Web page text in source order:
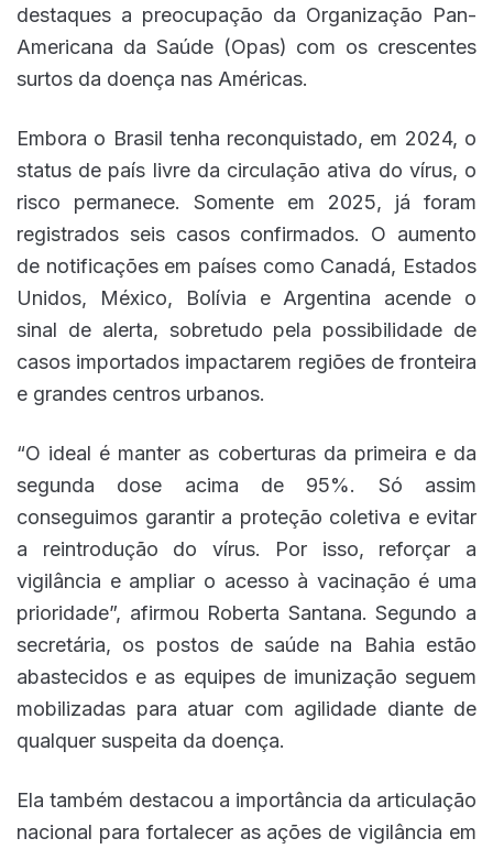
destaques a preocupação da Organização Pan-
Americana da Saúde (Opas) com os crescentes
surtos da doença nas Américas.
Embora o Brasil tenha reconquistado, em 2024, o
status de país livre da circulação ativa do vírus, o
risco permanece. Somente em 2025, já foram
registrados seis casos confirmados. O aumento
de notificações em países como Canadá, Estados
Unidos, México, Bolívia e Argentina acende o
sinal de alerta, sobretudo pela possibilidade de
casos importados impactarem regiões de fronteira
e grandes centros urbanos.
“O ideal é manter as coberturas da primeira e da
segunda dose acima de 95%. Só assim
conseguimos garantir a proteção coletiva e evitar
a reintrodução do vírus. Por isso, reforçar a
vigilância e ampliar o acesso à vacinação é uma
prioridade”, afirmou Roberta Santana. Segundo a
secretária, os postos de saúde na Bahia estão
abastecidos e as equipes de imunização seguem
mobilizadas para atuar com agilidade diante de
qualquer suspeita da doença.
Ela também destacou a importância da articulação
nacional para fortalecer as ações de vigilância em